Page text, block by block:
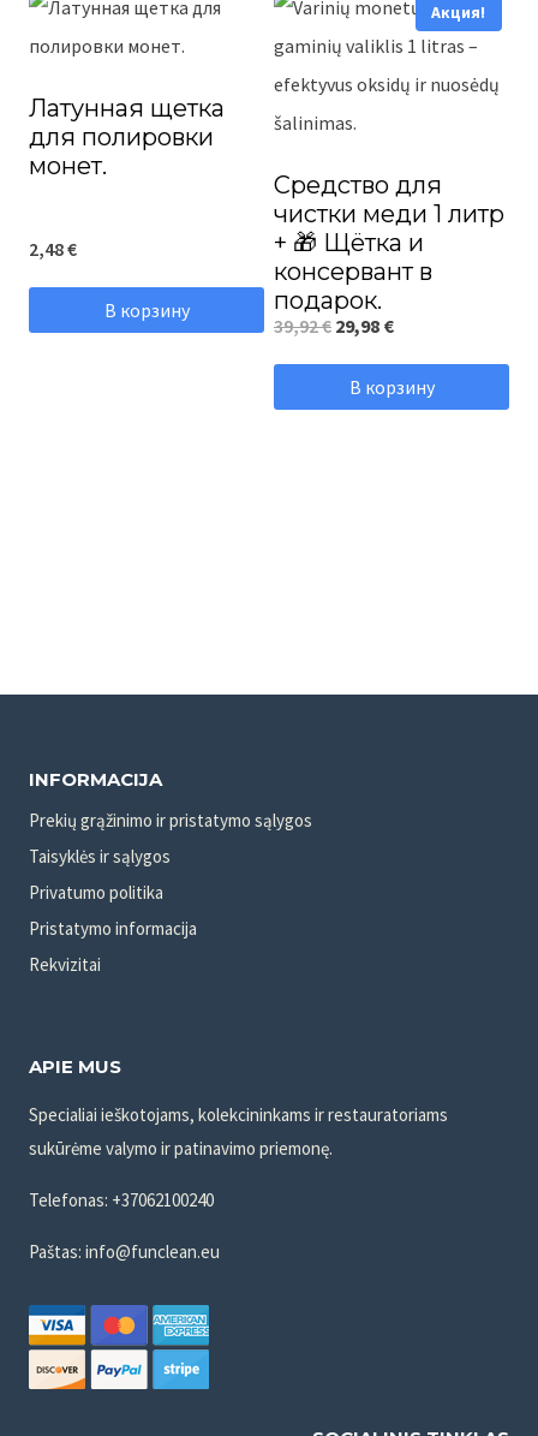
вариаций.
Опции
можно
выбрать
на
странице
товара.
Латунная щетка
для полировки
монет.
2,48€
В корзину
Акция!
Средство для
чистки меди 1 литр
+ 🎁 Щётка и
консервант в
подарок.
39,92€ Первоначальная
цена
составляла
29,98 €Текущая
цена:
29,98 €.
В корзину
INFORMACIJA
Prekių grąžinimo ir pristatymo sąlygos
Taisyklės ir sąlygos
Privatumo politika
Pristatymo informacija
Rekvizitai
APIE MUS
Specialiai ieškotojams, kolekcininkams ir restauratoriams
sukūrėme valymo ir patinavimo priemonę.
Telefonas: +37062100240
Paštas: info@funclean.eu